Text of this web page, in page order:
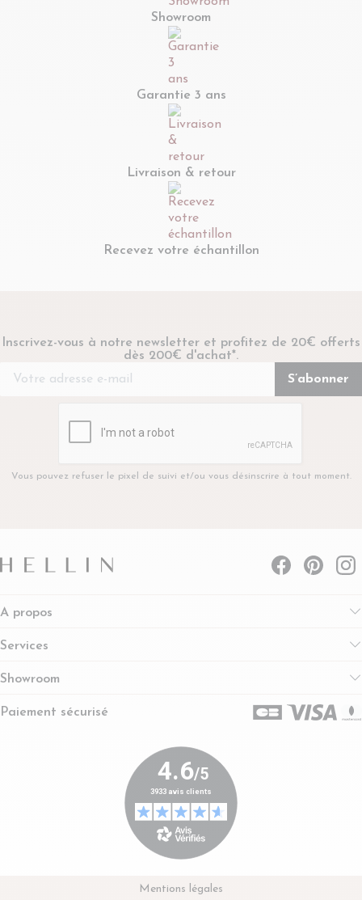
Showroom
Garantie 3 ans
Livraison & retour
Recevez votre échantillon
Inscrivez-vous à notre newsletter et profitez de 20€ offerts
dès 200€ d'achat*.
Vous pouvez refuser le pixel de suivi et/ou vous désinscrire à tout moment.
A propos
Services
Showroom
Paiement sécurisé
Mentions légales